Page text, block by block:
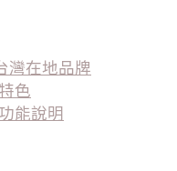
灣在地品牌
色
能說明